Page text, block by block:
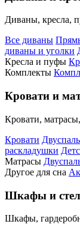
Диваны, кресла,
Все диваны
диваны и уголки
Кресла и пуфы
Комплекты
Кровати и
Кровати,
Кровати
раскладушки
Матрасы
Другое для сна
Шкафы и
Шкафы,